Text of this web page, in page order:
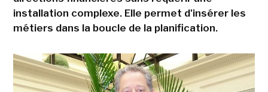
installation complexe. Elle permet d'insérer les
métiers dans la boucle de la planification.